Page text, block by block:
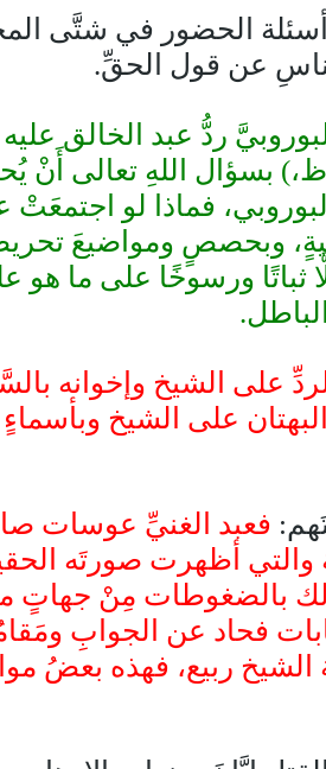
الحضور في شتَّى
الناسِ عن قول الحقِّ.
ردُّ عبد الخالق
اللهِ تعالى أَنْ
فماذا لو
وبحصصٍ ومواضيعَ
ورسوخًا على ما هو
على الشيخ وإخوانه
على الشيخ
فعبد الغنيِّ عوسات
أظهرت صورتَه
ذلك بالضغوطات مِنْ
فحاد عن الجوابِ
ربيع، فهذه بعضُ